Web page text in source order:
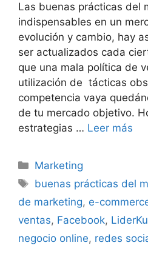
Las buenas prácticas del
indispensables en un
evolución y cambio, hay
ser actualizados cada
que una mala política de
utilización de tácticas
competencia vaya
de tu mercado objetivo.
estrategias … Leer más
Categorías
Marketing
Etiquetas
buenas prácticas del
de marketing, e-
ventas, Facebook,
negocio online, redes